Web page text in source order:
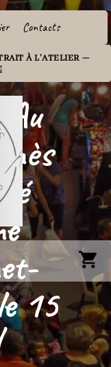
Contacts
À L'ATELIER —
15